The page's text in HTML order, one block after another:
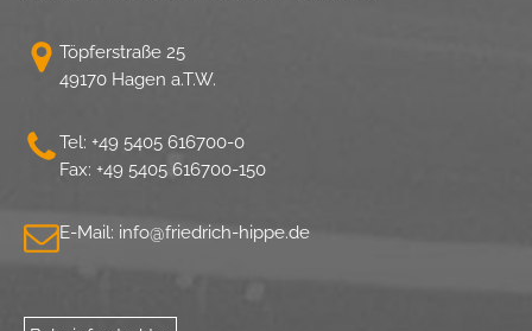
Töpferstraße 25
49170 Hagen a.T.W.
Tel: +49 5405 616700-0
Fax: +49 5405 616700-150
E-Mail: info@friedrich-hippe.de